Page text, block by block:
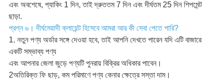
এবং অবশেষে, প্যাকিং 1 দিন, তাই দ্রুততম 7 দিন এবং দীর্ঘতম 25 দিন শিপমেন্ট
ছাড়া.
প্রশ্ন ৬। দীর্ঘমেয়াদী ক্লায়েন্ট হিসেবে আমরা আর কী সেবা পেতে পারি?
1. নতুন পণ্য অর্ডার সঙ্গে দেওয়া হবে, তাই আপনি দেখতে পারেন যদি এটি বাজারে
একটি সম্ভাব্য পণ্য
এবং আপনার জেলা জুড়ে পণ্যটি পুনরায় বিক্রির অধিকার পাবেন।
2অতিরিক্ত ফি ছাড়, কম পরিমাণে পণ্য কেনার ক্ষেত্রে সস্তা দাম।